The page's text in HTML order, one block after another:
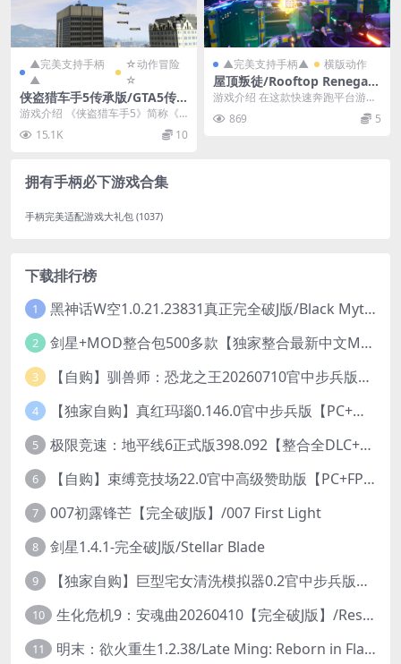
▲完美支持手柄
▲
☆动作冒险
☆
侠盗猎车手5传承版/GTA5传
承版/Grand Theft Auto V Le
游戏介绍 《侠盗猎车手5》简称《G
5》），是一款由R...
15.1K 10
▲完美支持手柄▲ 横版动作
屋顶叛徒/Rooftop Renegad
e
游戏介绍 在这款快速奔跑平台游戏
中强化你的翼刃！穿梭于未来派城
市中，瞬间做出路线...
869 5
拥有手柄必下游戏合集
手柄完美适配游戏大礼包 (1037)
下载排行榜
1 黑神话W空1.0.21.23831真正完全破J版/Black Myth Wukong Ver1.0.21.23831
2 剑星+MOD整合包500多款【独家整合最新中文MOD管理器+可直连N网下载2000+MOD+集成CNS一键换肤】/Stellar Blade MOD Ver2026.5.18
3 【自购】驯兽师：恐龙之王20260710官中步兵版+全DLC【PC+安卓模拟器+3D大型生存SLG/动作冒险】/Tamer: King of Dinosaurs【19.6G】
4 【独家自购】真红玛瑙0.146.0官中步兵版【PC+安卓模拟器+ACT神作+存档+作弊】/纯净的红玛瑙/Pure Onyx【3.14G】
5 极限竞速：地平线6正式版398.092【整合全DLC+614辆车存档】/Forza Horizon 6
6 【自购】束缚竞技场22.0官中高级赞助版【PC+FPS枪战射击/ACT动作/捏人/团队】/Bondage Arena Premium【43.7G】
7 007初露锋芒【完全破J版】/007 First Light
8 剑星1.4.1-完全破J版/Stellar Blade
9 【独家自购】巨型宅女清洗模拟器0.2官中步兵版【PC+安卓模拟器+3D互动SLG/开放世界/2026.6.6日新作】/巨人老婆清洗模拟器/Giant Waifu Wash Simulator【3G】
10 生化危机9：安魂曲20260410【完全破J版】/Resident Evil Requiem 9
11 明末：欲火重生1.2.38/Late Ming: Reborn in Flames